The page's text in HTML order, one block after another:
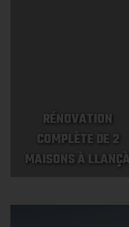
RÉNOVATION
COMPLÈTE DE 2
MAISONS À LLANÇÀ